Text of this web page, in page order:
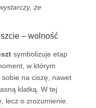
że
– wolność
symbolizuje etap
w którym
na ciszę, nawet
klatką. W tej
lecz o zrozumienie.